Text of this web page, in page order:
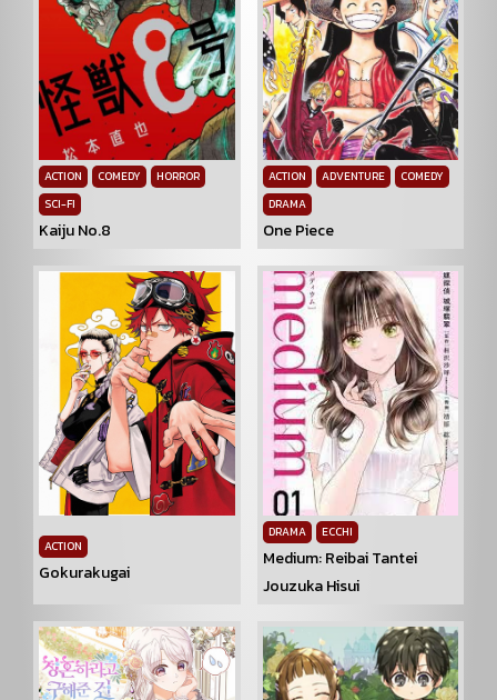
ACTION COMEDY
HORROR
SCI-FI
Kaiju No.8
ACTION ADVENTURE
COMEDY
DRAMA
One Piece
ACTION
Gokurakugai
DRAMA ECCHI
Medium: Reibai Tantei
Jouzuka Hisui